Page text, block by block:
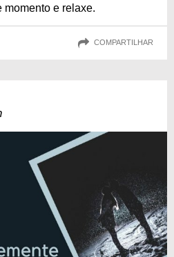
momento e relaxe.
COMPARTILHAR